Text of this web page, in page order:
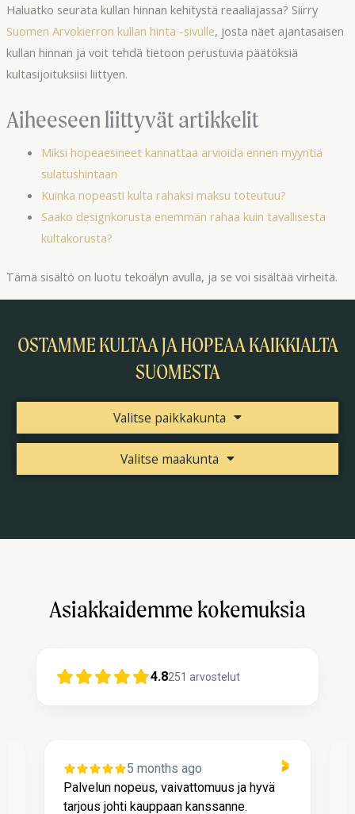
Haluatko seurata kullan hinnan kehitystä reaaliajassa? Siirry
Suomen Arvokierron kullan hinta -sivulle, josta näet ajantasaisen
kullan hinnan ja voit tehdä tietoon perustuvia päätöksiä
kultasijoituksiisi liittyen.
Aiheeseen liittyvät artikkelit
Miksi hopeaesineet kannattaa arvioida ennen myyntiä
sulatushintaan
Kuinka nopeasti kulta rahaksi maksu toteutuu?
Saako designkorusta enemmän rahaa kuin tavallisesta
kultakorusta?
Tämä sisältö on luotu tekoälyn avulla, ja se voi sisältää virheitä.
OSTAMME KULTAA JA HOPEAA KAIKKIALTA
SUOMESTA
Valitse paikkakunta
Valitse maakunta
Asiakkaidemme kokemuksia
4.8251 arvostelut
5 months ago
Palvelun nopeus, vaivattomuus ja hyvä
tarjous johti kauppaan kanssanne.